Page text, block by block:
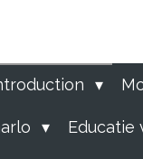
Educatie